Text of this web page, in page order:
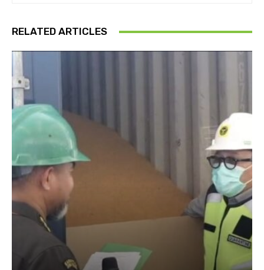
RELATED ARTICLES